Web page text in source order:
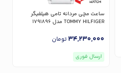
ساعت مچی مردانه تامی هیلفیگر
TOMMY HILFIGER مدل 1791896
34,230,000تومان
ارسال فوری